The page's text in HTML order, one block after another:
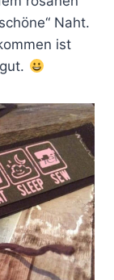
Naht.
ist